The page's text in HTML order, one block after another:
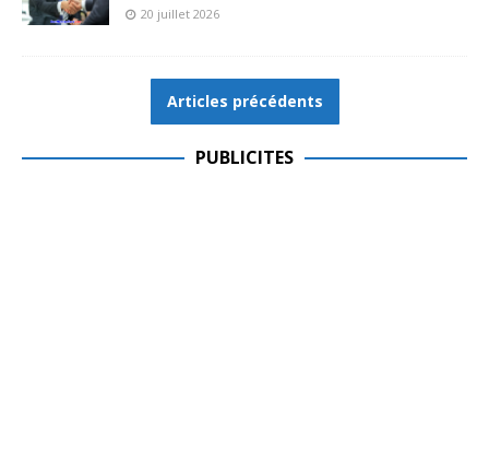
20 juillet 2026
Articles précédents
PUBLICITES